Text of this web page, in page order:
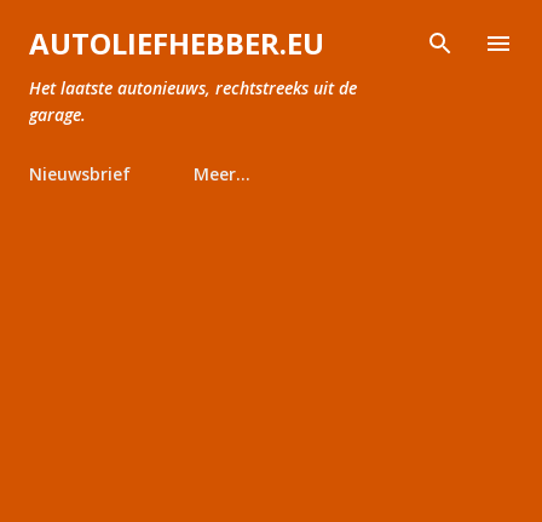
Doorgaan naar hoofdcontent
AUTOLIEFHEBBER.EU
Het laatste autonieuws, rechtstreeks uit de
garage.
Nieuwsbrief Meer…